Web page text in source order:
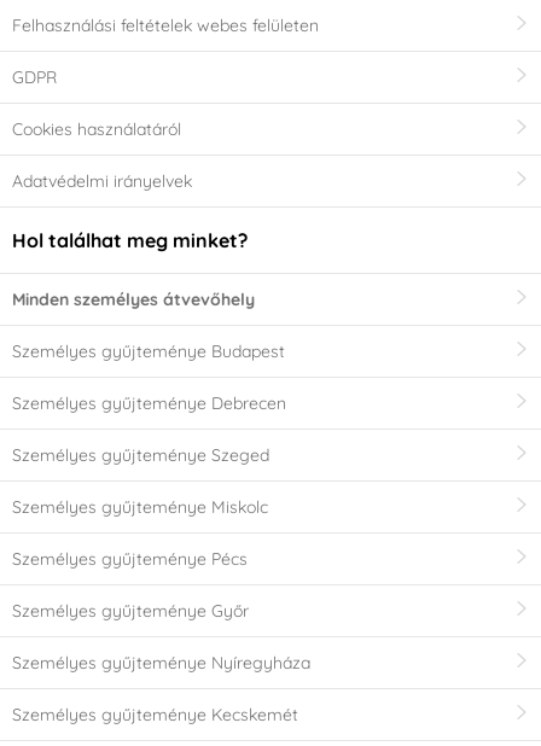
Felhasználási feltételek webes felületen
GDPR
Cookies használatáról
Adatvédelmi irányelvek
Hol találhat meg minket?
Minden személyes átvevőhely
Személyes gyűjteménye Budapest
Személyes gyűjteménye Debrecen
Személyes gyűjteménye Szeged
Személyes gyűjteménye Miskolc
Személyes gyűjteménye Pécs
Személyes gyűjteménye Győr
Személyes gyűjteménye Nyíregyháza
Személyes gyűjteménye Kecskemét